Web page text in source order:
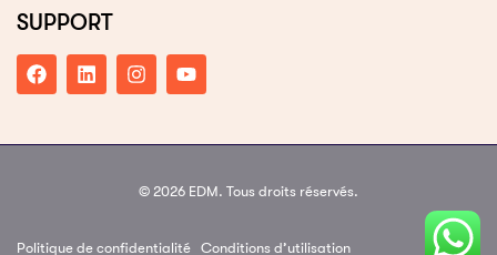
SUPPORT
© 2026 EDM. Tous droits réservés.
Politique de confidentialité Conditions d’utilisation